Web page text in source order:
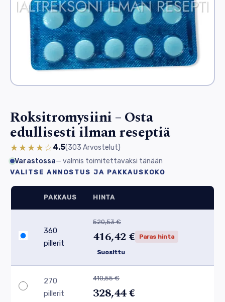
Roksitromysiini – Osta
edullisesti ilman reseptiä
★★★★☆4.5(303 Arvostelut)
Varastossa— valmis toimitettavaksi tänään
VALITSE ANNOSTUS JA PAKKAUSKOKO
PAKKAUS HINTA
360
pillerit
520,53 €
416,42 € Paras hinta
Suosittu
270
pillerit
410,55 €
328,44 €